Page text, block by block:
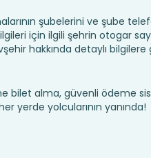
şubelerini ve şube
için ilgili şehrin otogar
hakkında detaylı
bilet alma, güvenli ödeme
yerde yolcularının yanında!